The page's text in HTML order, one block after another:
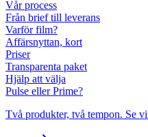
Vår process
Från brief till leverans
Varför film?
Affärsnyttan, kort
Priser
Transparenta paket
Hjälp att välja
Pulse eller Prime?
Två produkter, två tempon. Se